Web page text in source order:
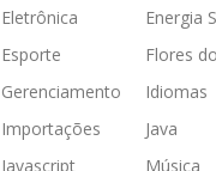
Eletrônica
Energia
Esporte
Flores
Gerenciamento
Idiomas
Importações
Java
Javascript
Música